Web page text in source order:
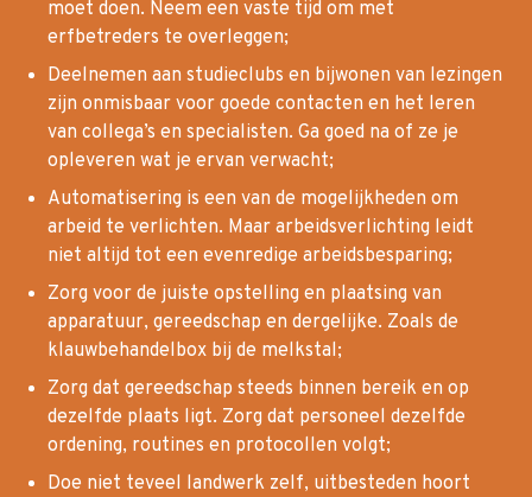
moet doen. Neem een vaste tijd om met
erfbetreders te overleggen;
Deelnemen aan studieclubs en bijwonen van lezingen
zijn onmisbaar voor goede contacten en het leren
van collega’s en specialisten. Ga goed na of ze je
opleveren wat je ervan verwacht;
Automatisering is een van de mogelijkheden om
arbeid te verlichten. Maar arbeidsverlichting leidt
niet altijd tot een evenredige arbeidsbesparing;
Zorg voor de juiste opstelling en plaatsing van
apparatuur, gereedschap en dergelijke. Zoals de
klauwbehandelbox bij de melkstal;
Zorg dat gereedschap steeds binnen bereik en op
dezelfde plaats ligt. Zorg dat personeel dezelfde
ordening, routines en protocollen volgt;
Doe niet teveel landwerk zelf, uitbesteden hoort